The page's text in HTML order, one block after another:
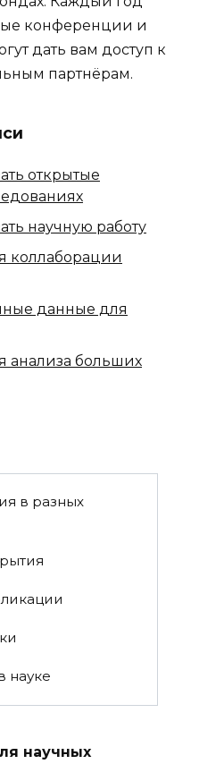
конференции и
дать вам доступ к
партнёрам.
открытые
научную работу
коллаборации
данные для
анализа больших
в разных
науке
научных